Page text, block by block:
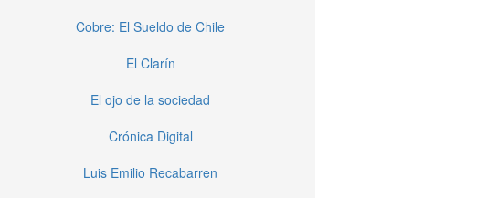
Cobre: El Sueldo de Chile
El Clarín
El ojo de la sociedad
Crónica Digital
Luis Emilio Recabarren